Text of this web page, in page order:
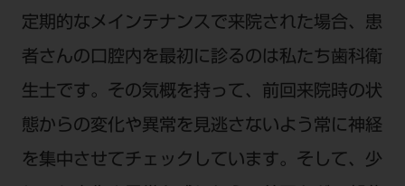
定期的なメインテナンスで来院された場合、患
者さんの口腔内を最初に診るのは私たち歯科衛
生士です。その気概を持って、前回来院時の状
態からの変化や異常を見逃さないよう常に神経
を集中させてチェックしています。そして、少